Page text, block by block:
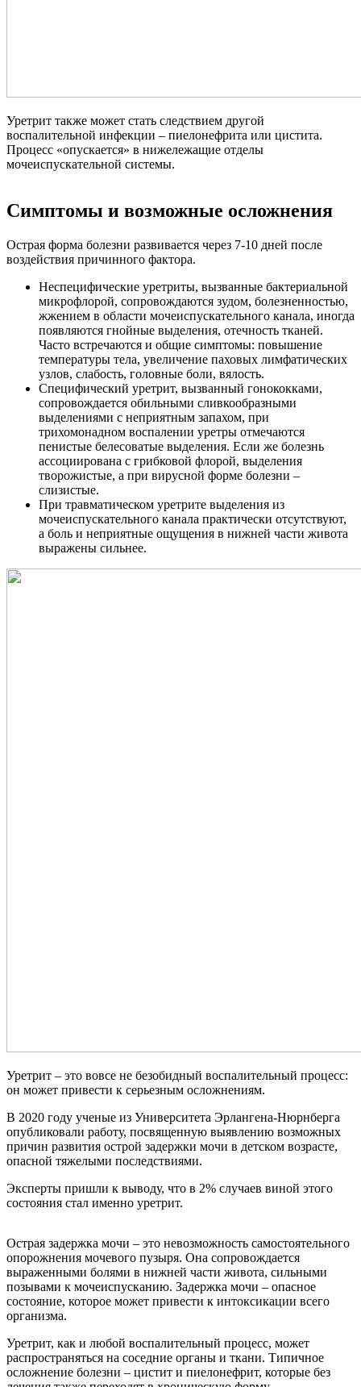
Уретрит также может стать следствием другой
воспалительной инфекции – пиелонефрита или цистита.
Процесс «опускается» в нижележащие отделы
мочеиспускательной системы.
Симптомы и возможные осложнения
Острая форма болезни развивается через 7-10 дней после
воздействия причинного фактора.
Неспецифические уретриты, вызванные бактериальной
микрофлорой, сопровождаются зудом, болезненностью,
жжением в области мочеиспускательного канала, иногда
появляются гнойные выделения, отечность тканей.
Часто встречаются и общие симптомы: повышение
температуры тела, увеличение паховых лимфатических
узлов, слабость, головные боли, вялость.
Специфический уретрит, вызванный гонококками,
сопровождается обильными сливкообразными
выделениями с неприятным запахом, при
трихомонадном воспалении уретры отмечаются
пенистые белесоватые выделения. Если же болезнь
ассоциирована с грибковой флорой, выделения
творожистые, а при вирусной форме болезни –
слизистые.
При травматическом уретрите выделения из
мочеиспускательного канала практически отсутствуют,
а боль и неприятные ощущения в нижней части живота
выражены сильнее.
Уретрит – это вовсе не безобидный воспалительный процесс:
он может привести к серьезным осложнениям.
В 2020 году ученые из Университета Эрлангена-Нюрнберга
опубликовали работу, посвященную выявлению возможных
причин развития острой задержки мочи в детском возрасте,
опасной тяжелыми последствиями.
Эксперты пришли к выводу, что в 2% случаев виной этого
состояния стал именно уретрит.
Острая задержка мочи – это невозможность самостоятельного
опорожнения мочевого пузыря. Она сопровождается
выраженными болями в нижней части живота, сильными
позывами к мочеиспусканию. Задержка мочи – опасное
состояние, которое может привести к интоксикации всего
организма.
Уретрит, как и любой воспалительный процесс, может
распространяться на соседние органы и ткани. Типичное
осложнение болезни – цистит и пиелонефрит, которые без